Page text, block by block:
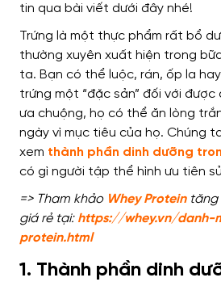
Trứng là một thực phẩm rất bổ
thường xuyên xuất hiện trong
ta. Bạn có thể luộc, rán, ốp la
trứng một “đặc sản” đối với được
ưa chuộng, họ có thể ăn lòng
ngày vì mục tiêu của họ. Chúng
xem thành phần dinh dưỡng
có gì người tập thể hình ưu tiên
=> Tham khảo Whey Proteintăng
giá rẻ tại: https://whey.vn/danh-
protein.html
1. Thành phần dinh